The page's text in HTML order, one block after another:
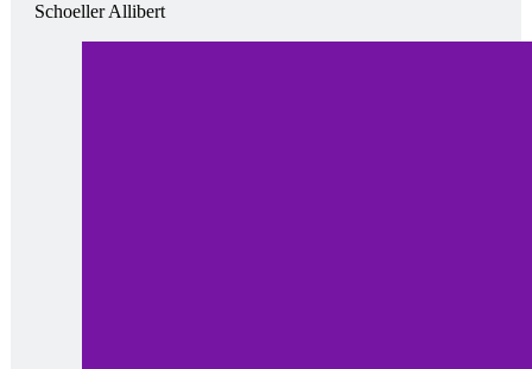
Schoeller Allibert